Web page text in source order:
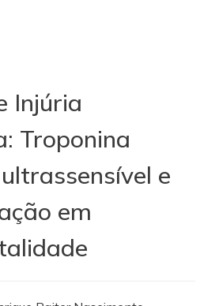
Injúria
Troponina
e
em